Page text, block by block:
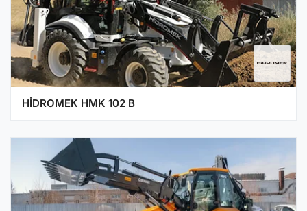
HİDROMEK HMK 102 B